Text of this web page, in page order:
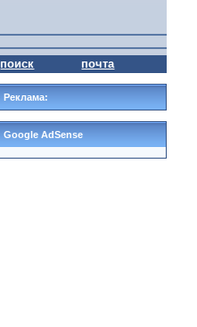
поиск почта
Реклама:
Google AdSense